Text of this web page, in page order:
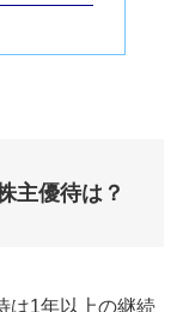
主優待は？
は1年以上の継続